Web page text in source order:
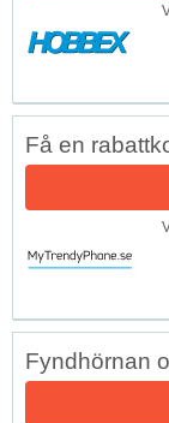
Få en
Fyndhörnan